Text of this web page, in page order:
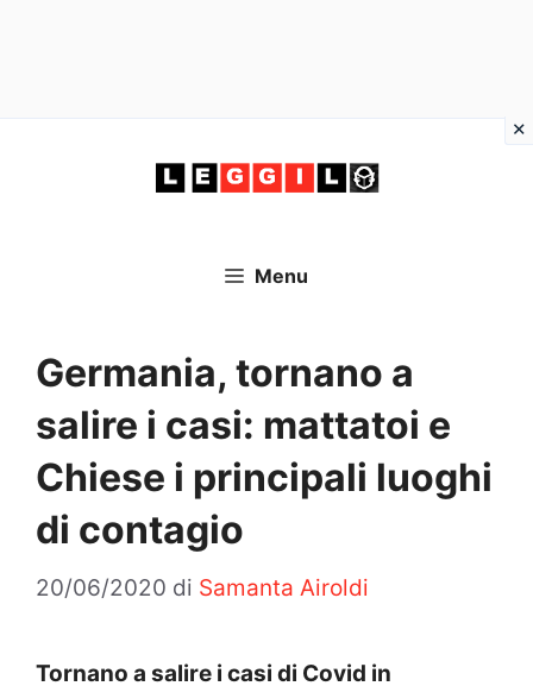
Menu
Germania, tornano a
salire i casi: mattatoi e
Chiese i principali luoghi
di contagio
20/06/2020 di Samanta Airoldi
Tornano a salire i casi di Covid in